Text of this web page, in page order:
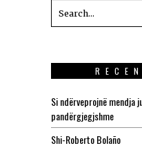
Si ndërveprojnë mendja
pandërgjegjshme
Shi-Roberto Bolaño